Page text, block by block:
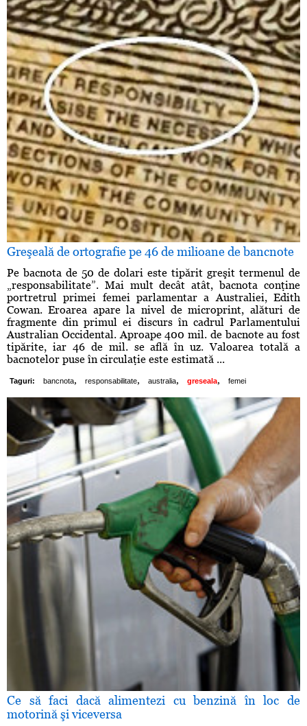
Greşeală de ortografie pe 46 de milioane de bancnote
Pe bacnota de 50 de dolari este tipărit greşit termenul de
„responsabilitate”. Mai mult decât atât, bacnota conţine
portretrul primei femei parlamentar a Australiei, Edith
Cowan. Eroarea apare la nivel de microprint, alături de
fragmente din primul ei discurs în cadrul Parlamentului
Australian Occidental. Aproape 400 mil. de bacnote au fost
tipărite, iar 46 de mil. se află în uz. Valoarea totală a
bacnotelor puse în circulaţie este estimată ...
Taguri: bancnota, responsabilitate, australia, greseala, femei
Ce să faci dacă alimentezi cu benzină în loc de
motorină şi viceversa